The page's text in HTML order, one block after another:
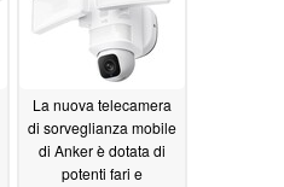
La nuova telecamera
di sorveglianza mobile
di Anker è dotata di
potenti fari e